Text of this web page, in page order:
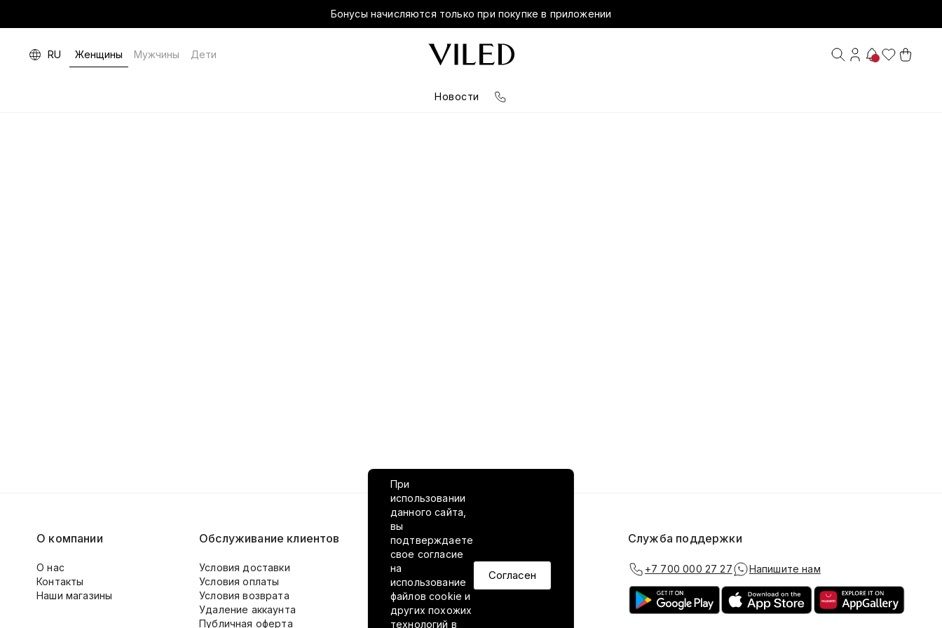
Бонусы начисляются только при покупке в приложении
RU Женщины Мужчины Дети
Новости
При
использовании
данного сайта,
вы
подтверждаете
свое согласие
на
использование
файлов cookie и
других похожих
технологий в
Согласен
О компании
О нас
Контакты
Наши магазины
Обслуживание клиентов
Условия доставки
Условия оплаты
Условия возврата
Удаление аккаунта
Публичная оферта
VILED в соцсетях Служба поддержки
+7 700 000 27 27 Напишите нам